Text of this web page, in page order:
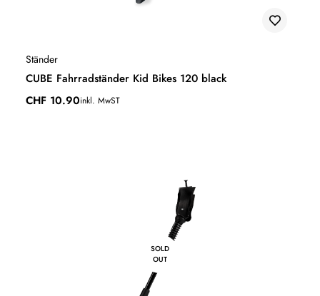
Ständer
CUBE Fahrradständer Kid Bikes 120 black
CHF 10.90inkl. MwST
SOLD
OUT